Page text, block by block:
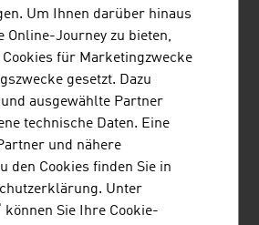
begegnen.
der Menschheit in
leben, die neue
Energie, Abfall- und
Gewerbe- und Wohnungsbau
stellt.
die Arbeitswelt haben sich durch
in den letzten Jahren
Um Ihnen darüber hinaus
Online-Journey zu bieten,
für Marketingzwecke
gesetzt. Dazu
ausgewählte Partner
technische Daten. Eine
und nähere
den Cookies finden Sie in
Unter
können Sie Ihre Cookie-